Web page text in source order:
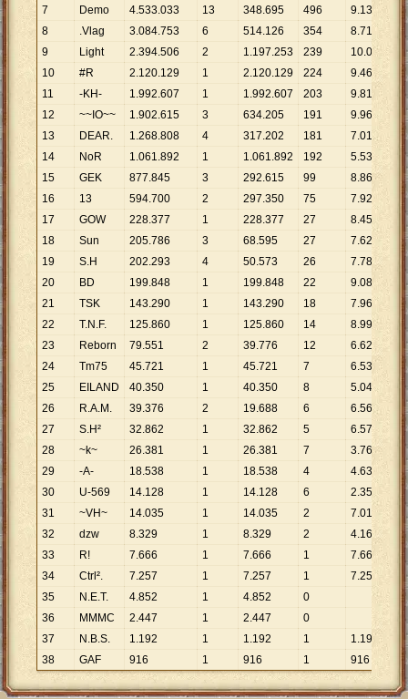
7
Demo 4.533.033 13 348.695 496 9.139
8
.Vlag 3.084.753 6 514.126 354 8.714
9
Light 2.394.506 2 1.197.253 239 10.019
10
#R 2.120.129 1 2.120.129 224 9.465
11
-KH- 1.992.607 1 1.992.607 203 9.816
12
~~IO~~ 1.902.615 3 634.205 191 9.961
13
DEAR. 1.268.808 4 317.202 181 7.010
14
NoR 1.061.892 1 1.061.892 192 5.531
15
GEK 877.845 3 292.615 99 8.867
16
13 594.700 2 297.350 75 7.929
17
GOW 228.377 1 228.377 27 8.458
18
Sun 205.786 3 68.595 27 7.622
19
S.H 202.293 4 50.573 26 7.781
20
BD 199.848 1 199.848 22 9.084
21
TSK 143.290 1 143.290 18 7.961
22
T.N.F. 125.860 1 125.860 14 8.990
23
Reborn 79.551 2 39.776 12 6.629
24
Tm75 45.721 1 45.721 7 6.532
25
EILAND 40.350 1 40.350 8 5.044
26
R.A.M. 39.376 2 19.688 6 6.563
27
S.H² 32.862 1 32.862 5 6.572
28
~k~ 26.381 1 26.381 7 3.769
29
-A- 18.538 1 18.538 4 4.635
30
U-569 14.128 1 14.128 6 2.355
31
~VH~ 14.035 1 14.035 2 7.018
32
dzw 8.329 1 8.329 2 4.165
33
R! 7.666 1 7.666 1 7.666
34
Ctrl². 7.257 1 7.257 1 7.257
35
N.E.T. 4.852 1 4.852
0
36
MMMC 2.447 1 2.447
0
37
N.B.S. 1.192 1 1.192 1 1.192
38
GAF 916 1 916 1 916